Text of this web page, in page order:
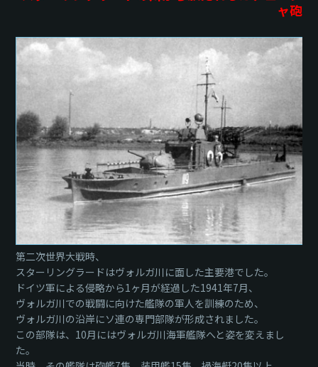
ャ砲
第二次世界大戦時、
スターリングラードはヴォルガ川に面した主要港でした。
ドイツ軍による侵略から1ヶ月が経過した1941年7月、
ヴォルガ川での戦闘に向けた艦隊の軍人を訓練のため、
ヴォルガ川の沿岸にソ連の専門部隊が形成されました。
この部隊は、10月にはヴォルガ川海軍艦隊へと姿を変えまし
た。